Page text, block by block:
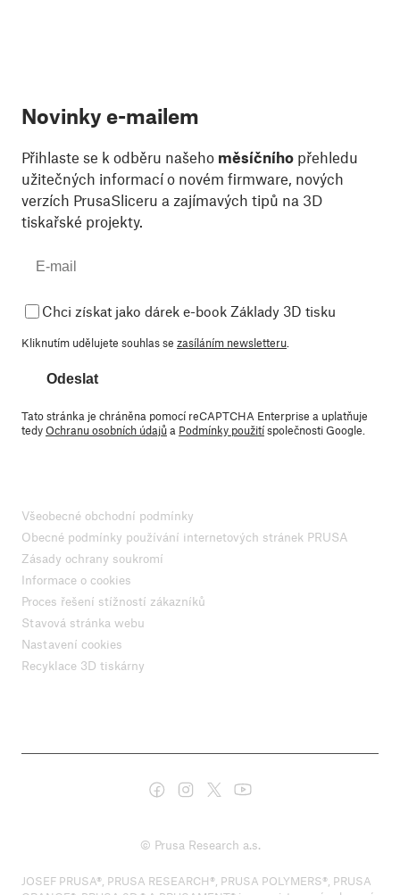
Novinky e-mailem
Přihlaste se k odběru našeho měsíčního přehledu
užitečných informací o novém firmware, nových
verzích PrusaSliceru a zajímavých tipů na 3D
tiskařské projekty.
Chci získat jako dárek e-book Základy 3D tisku
Kliknutím udělujete souhlas se zasíláním newsletteru
Odeslat
Tato stránka je chráněna pomocí reCAPTCHA Enterprise a uplatňuje
tedyOchranu osobních údajůa Podmínky použitíspolečnosti Google.
Všeobecné obchodní podmínky
Obecné podmínky používání internetových stránek PRUSA
Zásady ochrany soukromí
Informace o cookies
Proces řešení stížností zákazníků
Stavová stránka webu
Nastavení cookies
Recyklace 3D tiskárny
© Prusa Research a.s.
JOSEF PRUSA®, PRUSA RESEARCH®, PRUSA POLYMERS®, PRUSA